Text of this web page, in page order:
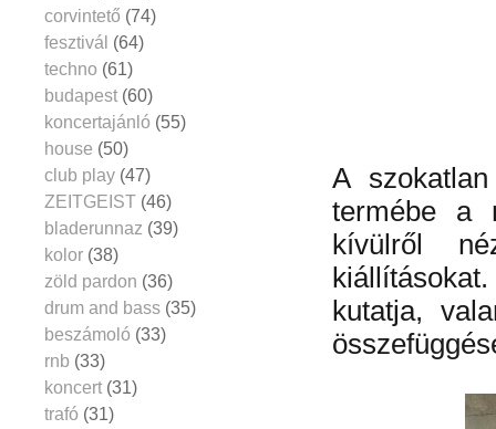
A
termébe a
kívülről
kutatja,
corvintető (74)
fesztivál (64)
techno (61)
budapest (60)
koncertajánló (55)
house (50)
club play (47)
ZEITGEIST (46)
bladerunnaz (39)
kolor (38)
zöld pardon (36)
drum and bass (35)
beszámoló (33)
rnb (33)
koncert (31)
trafó (31)